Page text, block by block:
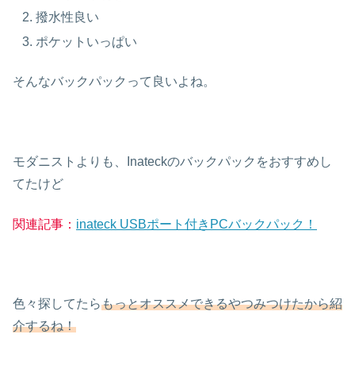
撥水性良い
ポケットいっぱい
そんなバックパックって良いよね。
モダニストよりも、Inateckのバックパックをおすすめし
てたけど
関連記事： inateck USBポート付きPCバックパック！
色々探してたらもっとオススメできるやつみつけたから紹
介するね！